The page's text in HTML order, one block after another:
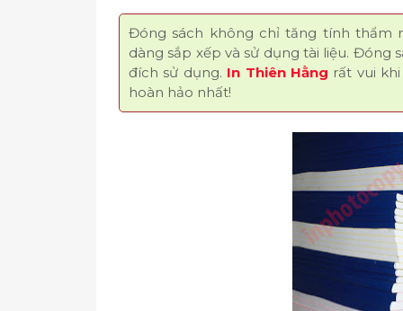
Đóng sách không chỉ tăng tính thẩm
dàng sắp xếp và sử dụng tài liệu. Đóng
đích sử dụng. In Thiên Hằng rất vui
hoàn hảo nhất!